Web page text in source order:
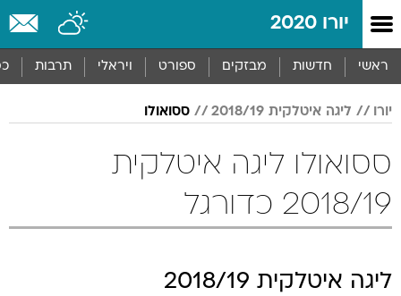
יורו 2020
ראשי חדשות מבזקים ספורט ויראלי תרבות
יורו ליגה איטלקית 2018/19 ססואולו
ססואולו ליגה איטלקית
2018/19 כדורגל
ליגה איטלקית 2018/19